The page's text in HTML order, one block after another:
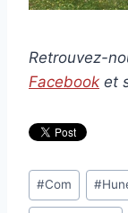
Retrouvez-
Facebook et
Étiquettes
de
#Com #